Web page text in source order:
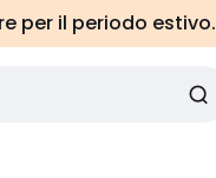
per il periodo estivo.